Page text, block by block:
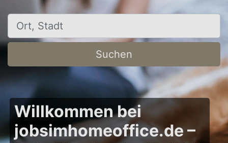
Ort, Stadt
Suchen
Willkommen bei
jobsimhomeoffice.de –